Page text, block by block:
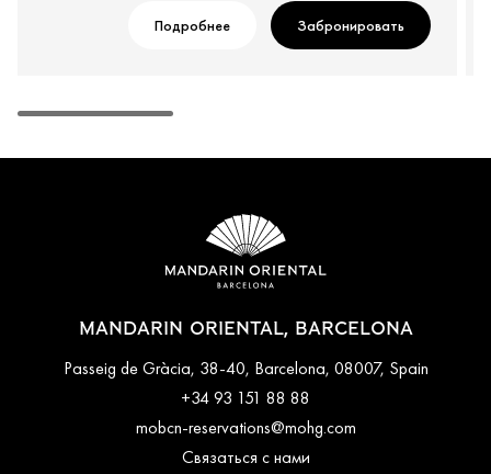
Подробнее Забронировать
MANDARIN ORIENTAL, BARCELONA
Passeig de Gràcia, 38-40, Barcelona, 08007, Spain
+34 93 151 88 88
mobcn-reservations@mohg.com
Связаться с нами